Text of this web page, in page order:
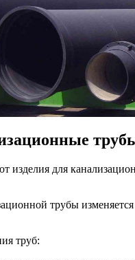
изделия для
трубы
труб: